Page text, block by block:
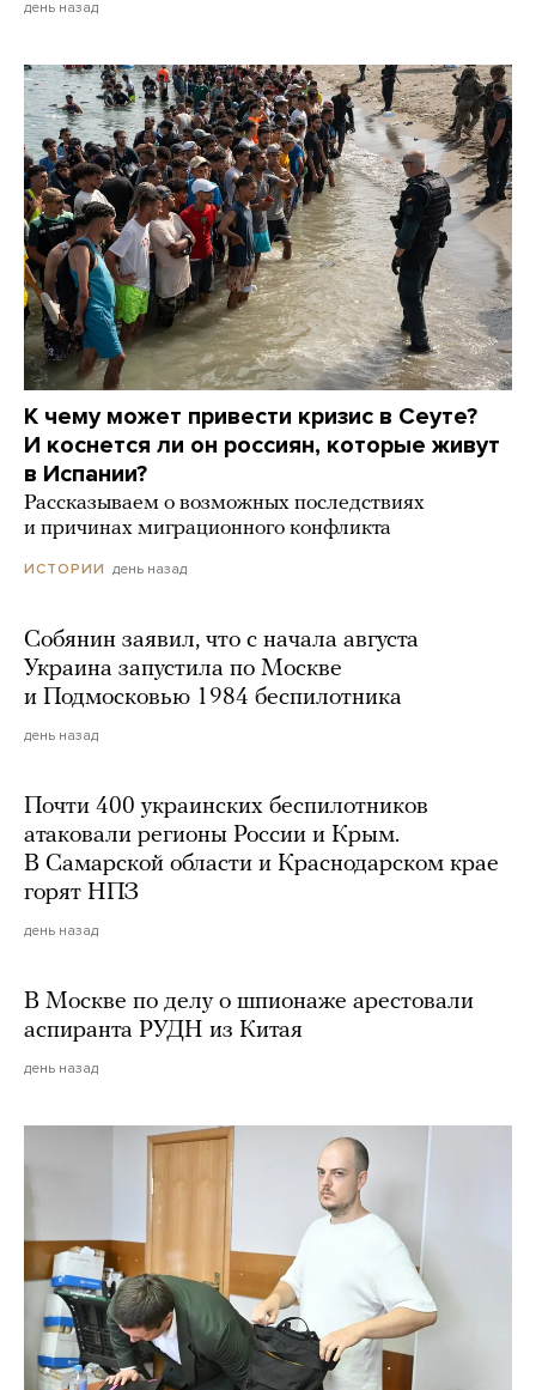
день назад
К чему может привести кризис в Сеуте?
И коснется ли он россиян, которые живут
в Испании?
Рассказываем о возможных последствиях
и причинах миграционного конфликта
ИСТОРИИ день назад
Собянин заявил, что с начала августа
Украина запустила по Москве
и Подмосковью 1984 беспилотника
день назад
Почти 400 украинских беспилотников
атаковали регионы России и Крым.
В Самарской области и Краснодарском крае
горят НПЗ
день назад
В Москве по делу о шпионаже арестовали
аспиранта РУДН из Китая
день назад